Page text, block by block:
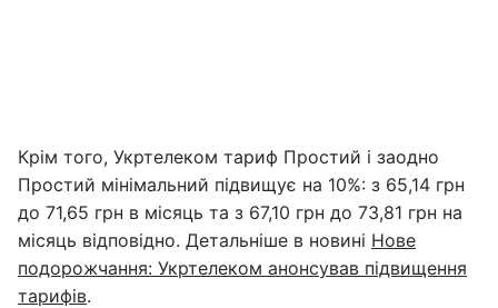
Крім того, Укртелеком тариф Простий і заодно
Простий мінімальний підвищує на 10%: з 65,14 грн
до 71,65 грн в місяць та з 67,10 грн до 73,81 грн на
місяць відповідно. Детальніше в новині Нове
подорожчання: Укртелеком анонсував підвищення
тарифів.